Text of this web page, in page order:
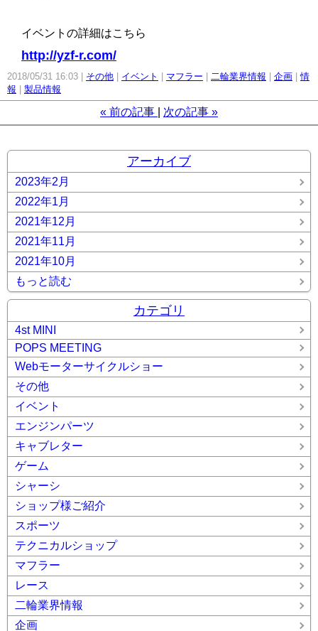
イベントの詳細はこちら
http://yzf-r.com/
2018/05/31 16:03 その他 イベント マフラー 二輪業界情報 企画
情
報
製品情報
« 前の記事 次の記事 »
アーカイブ
2023年2月
2022年1月
2021年12月
2021年11月
2021年10月
もっと読む
カテゴリ
4st MINI
POPS MEETING
Webモーターサイクルショー
その他
イベント
エンジンパーツ
キャブレター
ゲーム
シャーシ
ショップ様ご紹介
スポーツ
テクニカルショップ
マフラー
レース
二輪業界情報
企画